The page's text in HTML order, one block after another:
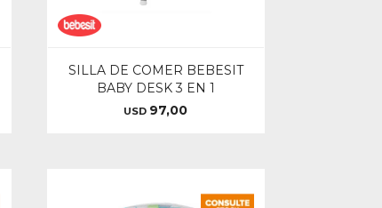
SILLA DE COMER BEBESIT
BABY DESK 3 EN 1
USD 97,00